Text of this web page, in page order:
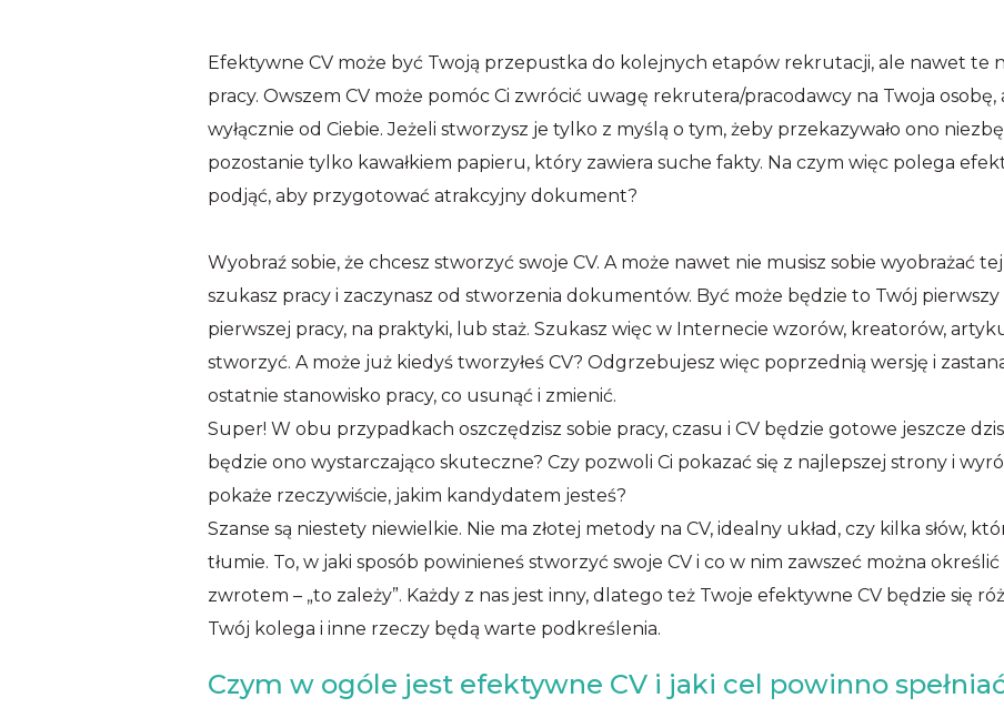
Efektywne CV może być Twoją przepustka do kolejnych etapów rekrutacji, ale nawet te
pracy. Owszem CV może pomóc Ci zwrócić uwagę rekrutera/pracodawcy na Twoja osobę,
wyłącznie od Ciebie. Jeżeli stworzysz je tylko z myślą o tym, żeby przekazywało ono
pozostanie tylko kawałkiem papieru, który zawiera suche fakty. Na czym więc polega
podjąć, aby przygotować atrakcyjny dokument?
Wyobraź sobie, że chcesz stworzyć swoje CV. A może nawet nie musisz sobie wyobrażać
szukasz pracy i zaczynasz od stworzenia dokumentów. Być może będzie to Twój
pierwszej pracy, na praktyki, lub staż. Szukasz więc w Internecie wzorów, kreatorów,
stworzyć. A może już kiedyś tworzyłeś CV? Odgrzebujesz więc poprzednią wersję i
ostatnie stanowisko pracy, co usunąć i zmienić.
Super! W obu przypadkach oszczędzisz sobie pracy, czasu i CV będzie gotowe jeszcze
będzie ono wystarczająco skuteczne? Czy pozwoli Ci pokazać się z najlepszej strony i
pokaże rzeczywiście, jakim kandydatem jesteś?
Szanse są niestety niewielkie. Nie ma złotej metody na CV, idealny układ, czy kilka słów,
tłumie. To, w jaki sposób powinieneś stworzyć swoje CV i co w nim zawszeć można
zwrotem – „to zależy”. Każdy z nas jest inny, dlatego też Twoje efektywne CV będzie się
Twój kolega i inne rzeczy będą warte podkreślenia.
Czym w ogóle jest efektywne CV i jaki cel powinno